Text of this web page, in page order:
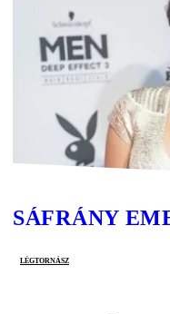
SÁFRÁNY
légtornász